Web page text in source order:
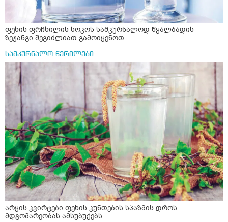
ფეხის ფრჩხილის სოკოს სამკურნალოდ წყალბადის
ზეჟანგი შეგიძლიათ გამოიყენოთ
სამკურნალო წერილები
არყის კვირტები ფეხის კუნთების სპაზმის დროს
მდგომარეობას ამსუბუქებს